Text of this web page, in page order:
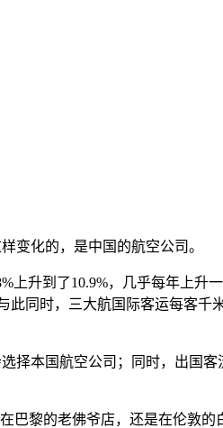
变化的，是中国的航空公司。
升到了10.9%，几乎每年上
同时，三大航国际客运每客千
择本国航空公司；同时，出国
黎的老佛爷店，还是在伦敦